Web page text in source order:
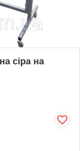
сіра на